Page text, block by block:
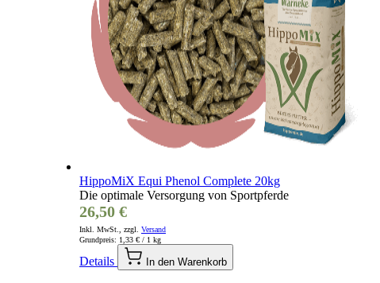
HippoMiX Equi Phenol Complete 20kg
Die optimale Versorgung von Sportpferde
26,50 €
Inkl. MwSt., zzgl. Versand
Grundpreis: 1,33 € / 1 kg
Details In den Warenkorb